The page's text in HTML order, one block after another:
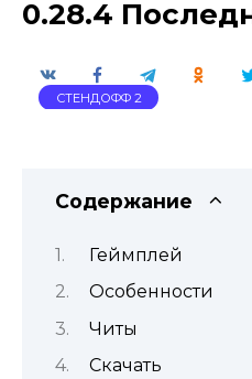
0.28.4
СТЕНДОФФ 2
Содержание
Геймплей
Особенности
Читы
Скачать